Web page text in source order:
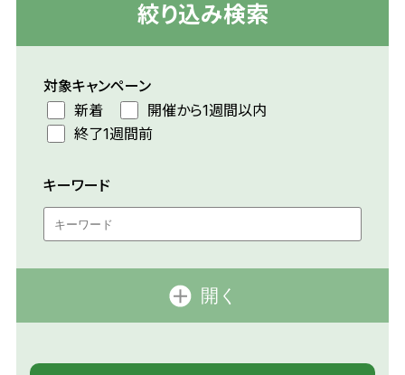
絞り込み検索
対象キャンペーン
新着
開催から1週間以内
終了1週間前
キーワード
開く